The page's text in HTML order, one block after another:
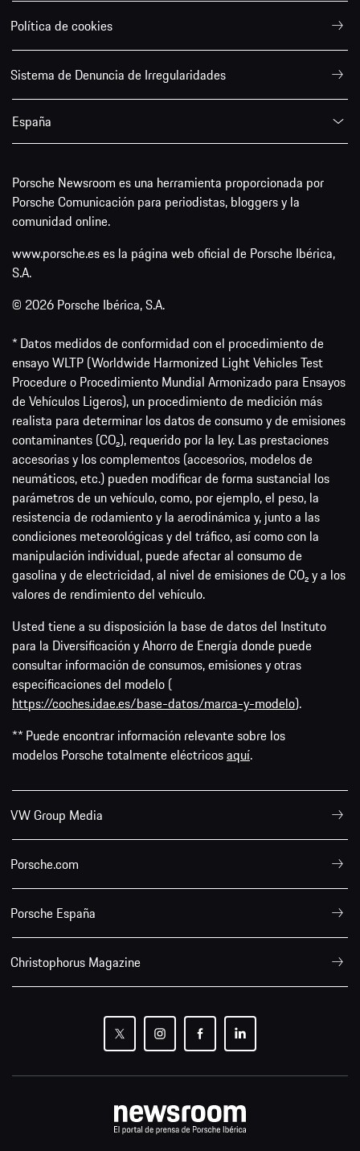
Política de cookies
Sistema de Denuncia de Irregularidades
España
Porsche Newsroom es una herramienta proporcionada por
Porsche Comunicación para periodistas, bloggers y la
comunidad online.
www.porsche.es es la página web oficial de Porsche Ibérica,
S.A.
© 2026 Porsche Ibérica, S.A.
* Datos medidos de conformidad con el procedimiento de
ensayo WLTP (Worldwide Harmonized Light Vehicles Test
Procedure o Procedimiento Mundial Armonizado para Ensayos
de Vehículos Ligeros), un procedimiento de medición más
realista para determinar los datos de consumo y de emisiones
contaminantes (CO₂), requerido por la ley. Las prestaciones
accesorias y los complementos (accesorios, modelos de
neumáticos, etc.) pueden modificar de forma sustancial los
parámetros de un vehículo, como, por ejemplo, el peso, la
resistencia de rodamiento y la aerodinámica y, junto a las
condiciones meteorológicas y del tráfico, así como con la
manipulación individual, puede afectar al consumo de
gasolina y de electricidad, al nivel de emisiones de CO₂ y a los
valores de rendimiento del vehículo.
Usted tiene a su disposición la base de datos del Instituto
para la Diversificación y Ahorro de Energía donde puede
consultar información de consumos, emisiones y otras
especificaciones del modelo (
https://coches.idae.es/base-datos/marca-y-modelo).
** Puede encontrar información relevante sobre los
modelos Porsche totalmente eléctricosaquí.
VW Group Media
Porsche.com
Porsche España
Christophorus Magazine